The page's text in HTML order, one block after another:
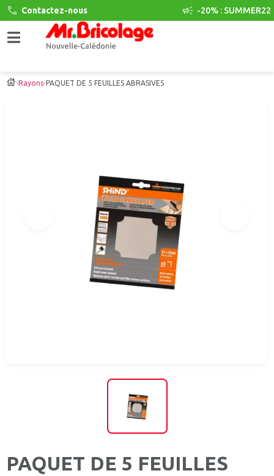
Contactez-nous -20% : SUMMER22
Rayons PAQUET DE 5 FEUILLES ABRASIVES
PAQUET DE 5 FEUILLES